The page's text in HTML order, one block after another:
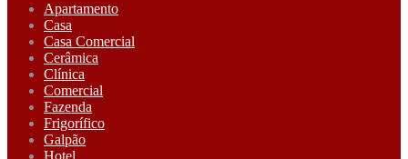
Apartamento
Casa
Casa Comercial
Cerâmica
Clínica
Comercial
Fazenda
Frigorífico
Galpão
Hotel